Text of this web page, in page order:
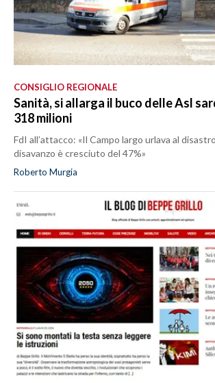
CONSIGLIO REGIONALE
Sanità, si allarga il buco delle Asl
318 milioni
FdI all’attacco: «Il Campo largo urlava al
disavanzo è cresciuto del 47%»
Roberto Murgia